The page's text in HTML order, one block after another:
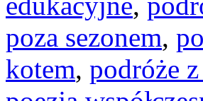
poza sezonem,
kotem, podróże